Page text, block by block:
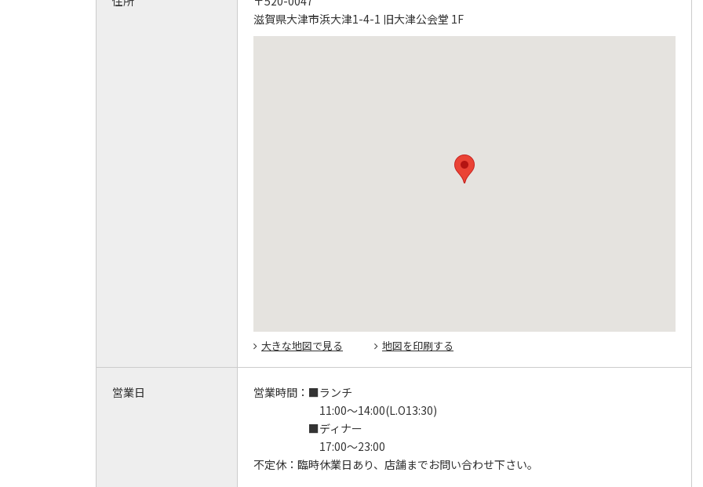
滋賀県大津市浜大津1-4-1 旧大津公会堂 1F
大きな地図で見る 地図を印刷する
営業日 営業時間： ■ランチ
11:00～14:00(L.O13:30)
■ディナー
17:00～23:00
不定休： 臨時休業日あり、店舗までお問い合わせ下さい。